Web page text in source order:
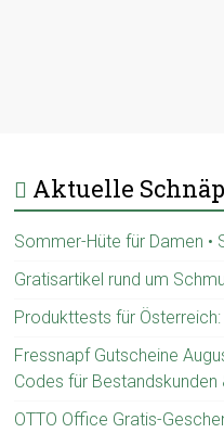
Aktuelle
Sommer-Hüte für Damen •
Gratisartikel rund um
Produkttests für
Fressnapf Gutscheine
Codes für Bestandskunden
OTTO Office Gratis-